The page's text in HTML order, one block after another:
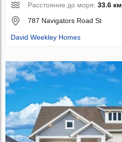
Расстояние до моря:33.6 км
787 Navigators Road St
David Weekley Homes